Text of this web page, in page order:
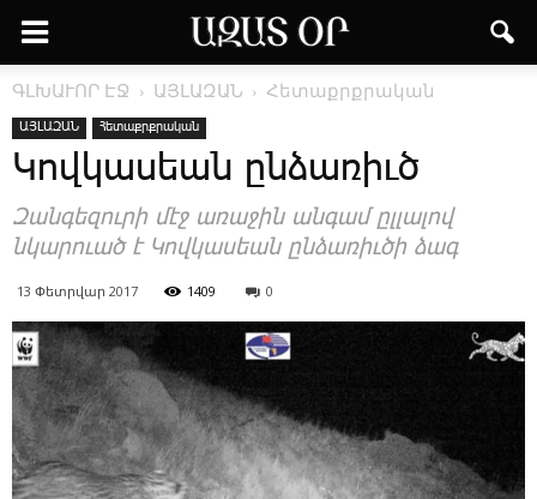
ԳԼԽԱՒՈՐ ԷՋ ԱՅԼԱԶԱՆ Հետաքրքրական
ԱՅԼԱԶԱՆ Հետաքրքրական
­Կով­կա­սեան ըն­ձա­ռիւ­ծ
Զան­գե­զու­րի մէջ ա­ռա­ջին ան­գամ ըլ­լա­լով
նկա­րո­ւած է ­Կով­կա­սեան ըն­ձա­ռիւ­ծի ձագ
13 Փետրվար 2017 1409 0